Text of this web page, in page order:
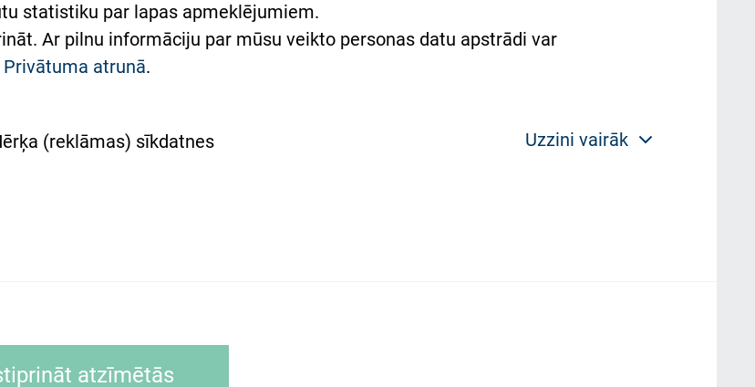
лікарні
з Україною
statistiku par lapas apmeklējumiem.
Ar pilnu informāciju par mūsu veikto personas datu apstrādi var
Privātuma atrunā.
(reklāmas) sīkdatnes Uzzini vairāk
pārlūkprogramma (piemēram, Internet, Explorer, Firexox, Safari u.c.) saglabā
atzīmētās